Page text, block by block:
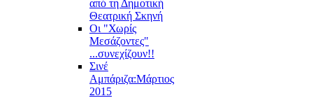
από τη Δημοτική
Θεατρική Σκηνή
Οι "Χωρίς
Μεσάζοντες"
...συνεχίζουν!!
Σινέ
Αμπάριζα:Mάρτιος
2015